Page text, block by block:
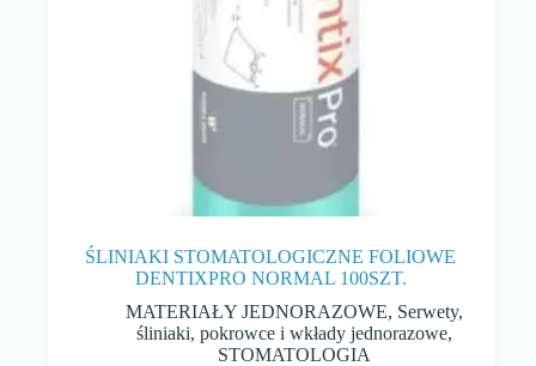
ŚLINIAKI STOMATOLOGICZNE FOLIOWE
DENTIXPRO NORMAL 100SZT.
MATERIAŁY JEDNORAZOWE, Serwety,
śliniaki, pokrowce i wkłady jednorazowe,
STOMATOLOGIA